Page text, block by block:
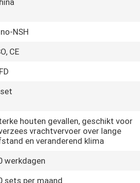
NSH
CE
houten gevallen, geschikt voor
vrachtvervoer over lange
en veranderend klima
werkdagen
sets per maand